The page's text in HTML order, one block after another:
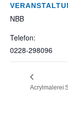
NBB
Telefon:
0228-298096
Acrylmalerei